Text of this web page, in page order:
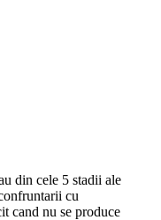
din cele 5 stadii ale
cu
cand nu se produce